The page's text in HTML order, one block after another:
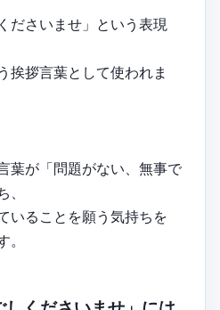
ださいませ」という表現
挨拶言葉として使われま
葉が「問題がない、無事で
いることを願う気持ちを